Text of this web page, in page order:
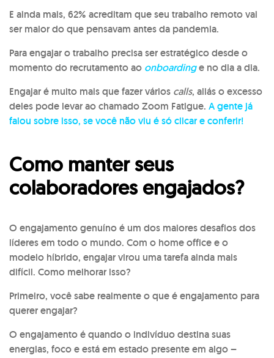
E ainda mais, 62% acreditam que seu trabalho remoto vai
ser maior do que pensavam antes da pandemia.
Para engajar o trabalho precisa ser estratégico desde o
momento do recrutamento ao onboardinge no dia a dia.
Engajar é muito mais que fazer vários calls, aliás o excesso
deles pode levar ao chamado Zoom Fatigue. A gente já
falou sobre isso, se você não viu é só clicar e conferir!
Como manter seus
colaboradores engajados?
O engajamento genuíno é um dos maiores desafios dos
líderes em todo o mundo. Com o home office e o
modelo híbrido, engajar virou uma tarefa ainda mais
difícil. Como melhorar isso?
Primeiro, você sabe realmente o que é engajamento para
querer engajar?
O engajamento é quando o indivíduo destina suas
energias, foco e está em estado presente em algo –